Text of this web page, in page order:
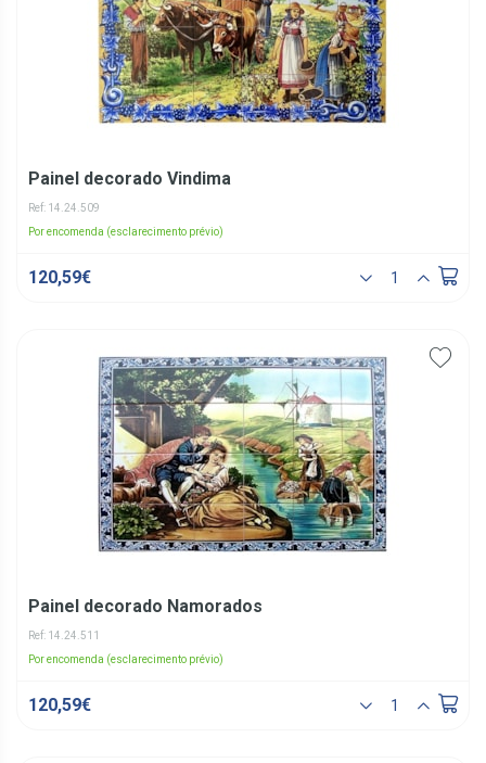
Painel decorado Vindima
Ref: 14.24.509
Por encomenda (esclarecimento prévio)
120,59€
Painel decorado Namorados
Ref: 14.24.511
Por encomenda (esclarecimento prévio)
120,59€